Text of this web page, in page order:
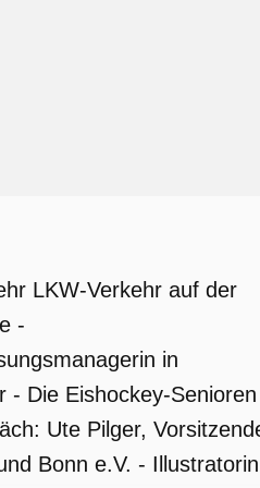
LKW-Verkehr auf der
-
in
- Die Eishockey-
Ute Pilger,
Bonn e.V. - Illustratorin